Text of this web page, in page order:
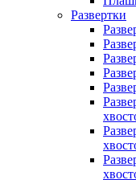
Развертки